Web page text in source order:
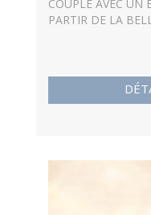
COUPLE AVEC UN
PARTIR DE LA